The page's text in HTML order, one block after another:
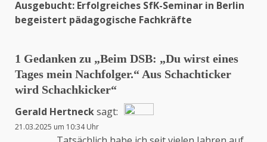
Ausgebucht: Erfolgreiches SfK-Seminar in Berlin
begeistert pädagogische Fachkräfte
1 Gedanken zu „Beim DSB: „Du wirst eines
Tages mein Nachfolger.“ Aus Schachticker
wird Schachkicker“
Gerald Hertnecksagt:
Das „Echte-Person“-Abzeichen!
21.03.2025 um 10:34 Uhr